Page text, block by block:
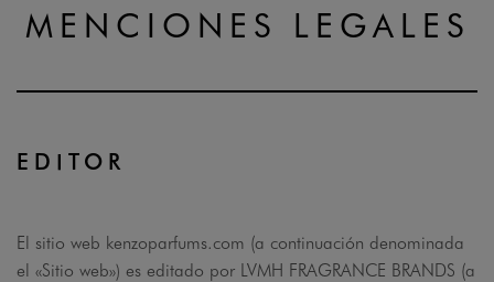
MENCIONES LEGALES
EDITOR
El sitio web kenzoparfums.com (a continuación denominada
el «Sitio web») es editado por LVMH FRAGRANCE BRANDS (a